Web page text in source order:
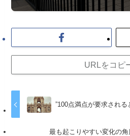
URLをコピ
”100点満点が要求される
最も起こりやすい変化の角